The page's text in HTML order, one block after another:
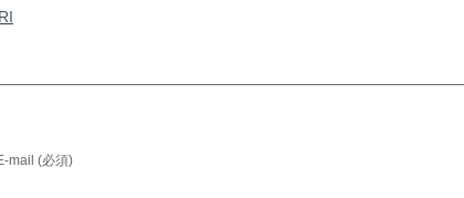
mail (必須)